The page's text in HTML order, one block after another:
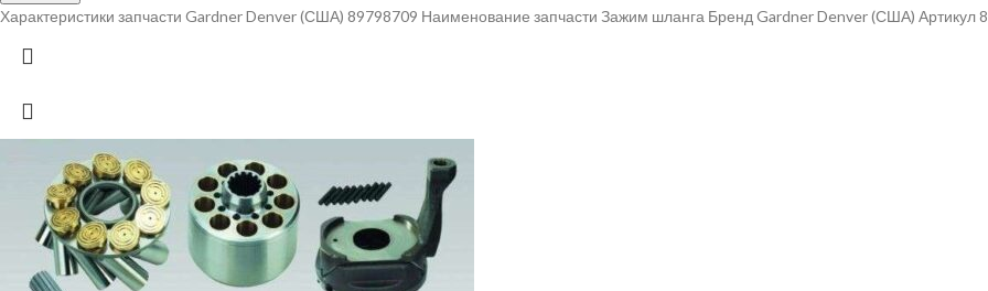
Характеристики запчасти Gardner Denver (США) 89798709 Наименование запчасти Зажим шланга Бренд Gardner Denver (США) Артикул